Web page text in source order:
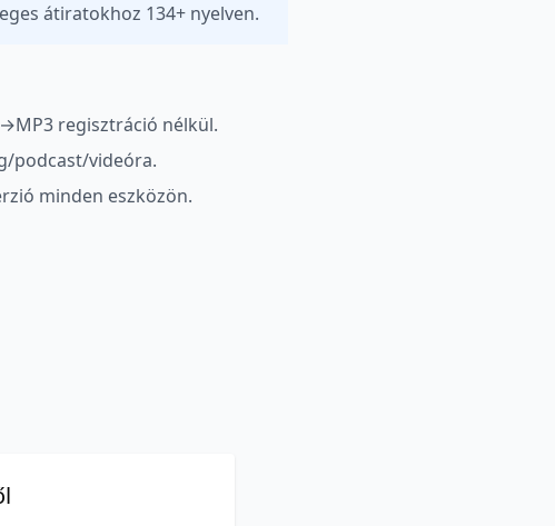
átiratokhoz 134+ nyelven.
regisztráció nélkül.
podcast/videóra.
minden eszközön.